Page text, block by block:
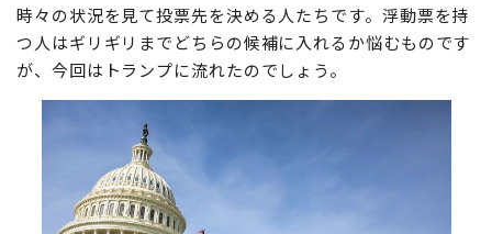
時々の状況を見て投票先を決める人たちです。浮動票を持
つ人はギリギリまでどちらの候補に入れるか悩むものです
が、今回はトランプに流れたのでしょう。